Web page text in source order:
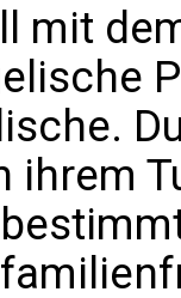
mit
ihrem